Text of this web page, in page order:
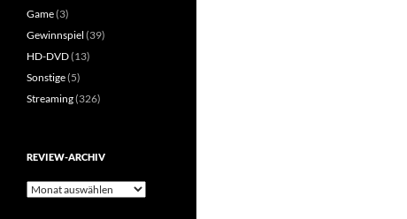
Game(3)
Gewinnspiel (39)
HD-DVD(13)
Sonstige(5)
Streaming(326)
REVIEW-ARCHIV
Review-